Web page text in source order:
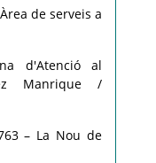
de serveis a
d'Atenció al
Manrique /
– La Nou de